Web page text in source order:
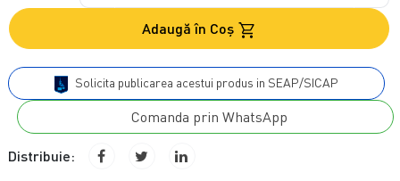
Adaugă în Coş
Solicita publicarea acestui produs in SEAP/SICAP
Comanda prin WhatsApp
Distribuie: